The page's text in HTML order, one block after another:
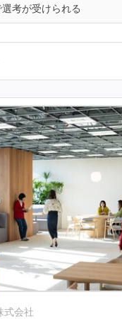
考が受けられる
式会社